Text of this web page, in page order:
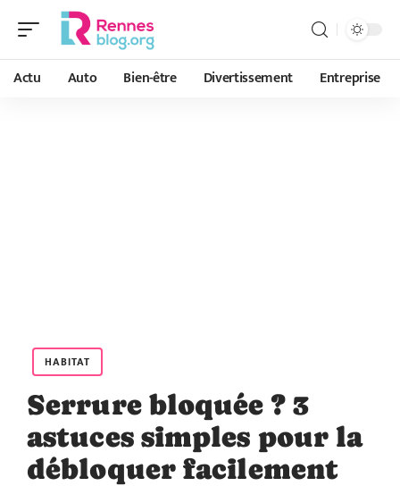
Actu Auto Bien-être Divertissement Entreprise
HABITAT
Serrure bloquée ? 3
astuces simples pour la
débloquer facilement